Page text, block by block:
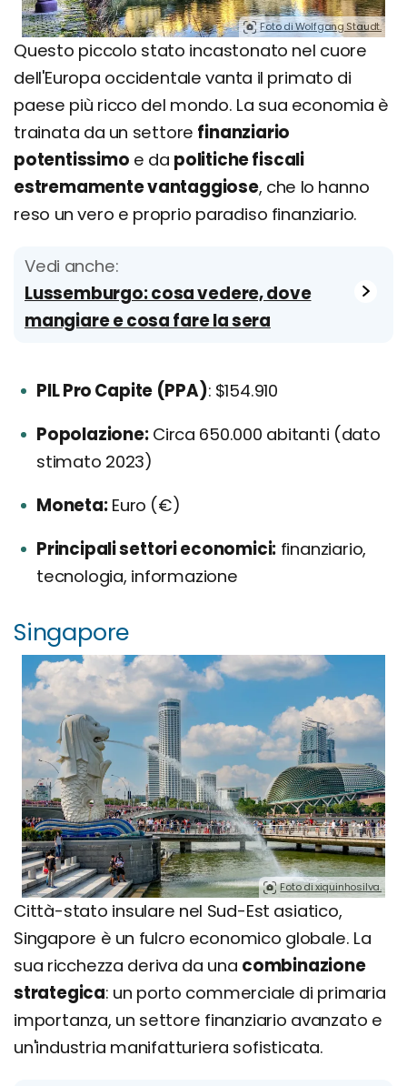
Foto di Wolfgang Staudt.
Questo piccolo stato incastonato nel cuore
dell'Europa occidentale vanta il primato di
paese più ricco del mondo. La sua economia è
trainata da un settore finanziario
potentissimo e da politiche fiscali
estremamente vantaggiose, che lo hanno
reso un vero e proprio paradiso finanziario.
Vedi anche:
Lussemburgo: cosa vedere, dove
mangiare e cosa fare la sera
PIL Pro Capite (PPA): $154.910
Popolazione:Circa 650.000 abitanti (dato
stimato 2023)
Moneta:Euro (€)
Principali settori economici: finanziario,
tecnologia, informazione
Singapore
Foto di xiquinhosilva.
Città-stato insulare nel Sud-Est asiatico,
Singapore è un fulcro economico globale. La
sua ricchezza deriva da una combinazione
strategica: un porto commerciale di primaria
importanza, un settore finanziario avanzato e
un'industria manifatturiera sofisticata.